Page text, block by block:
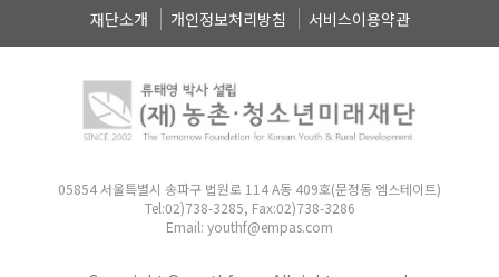
재단소개 개인정보처리방침 서비스이용약관
05854 서울특별시 송파구 법원로 114 A동 409호(문정동 엠스테이트)
Tel:02)738-3285, Fax:02)738-3286
Email: youthf@empas.com